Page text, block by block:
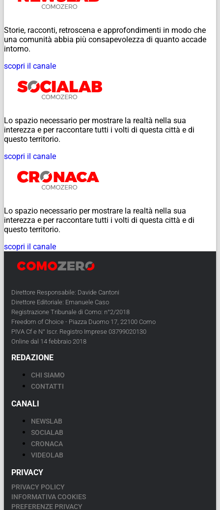
Storie, racconti, retroscena e approfondimenti in modo che
una comunità abbia più consapevolezza di quanto accade
intorno.
scopri il canale
Lo spazio necessario per mostrare la realtà nella sua
interezza e per raccontare tutti i volti di questa città e di
questo territorio.
scopri il canale
Lo spazio necessario per mostrare la realtà nella sua
interezza e per raccontare tutti i volti di questa città e di
questo territorio.
scopri il canale
Direttore Responsabile: Davide Cantoni
Direttore Editoriale: Emanuele Caso
Registrazione Tribunale di Como: n°2/2018
Freedom of Choice - Piazza Duomo 17, 22100 Como
PIVA Cf e N° Iscr. Registro Imprese 03799020130
Online dal 14 febbraio 2018
REDAZIONE
CHI SIAMO
CONTATTI
CANALI
NEWSLAB
SOCIALAB
CRONACA
VIDEOLAB
PRIVACY
PRIVACY POLICY
INFORMATIVA COOKIES
PREFERENZE PRIVACY